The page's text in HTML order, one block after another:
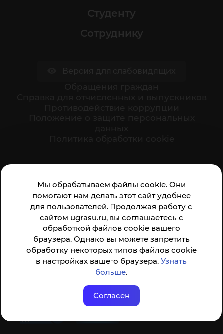
Мы обрабатываем файлы cookie. Они
помогают нам делать этот сайт удобнее
для пользователей. Продолжая работу с
сайтом ugrasu.ru, вы соглашаетесь с
обработкой файлов cookie вашего
браузера. Однако вы можете запретить
обработку некоторых типов файлов cookie
в настройках вашего браузера.Узнать
больше.
Согласен
Студенту
Сотруднику
организации:
Анкета доступна по QR-коду, а так же по прямой
ссылке
© ФГБОУ ВО ЮГУ 2001–2026